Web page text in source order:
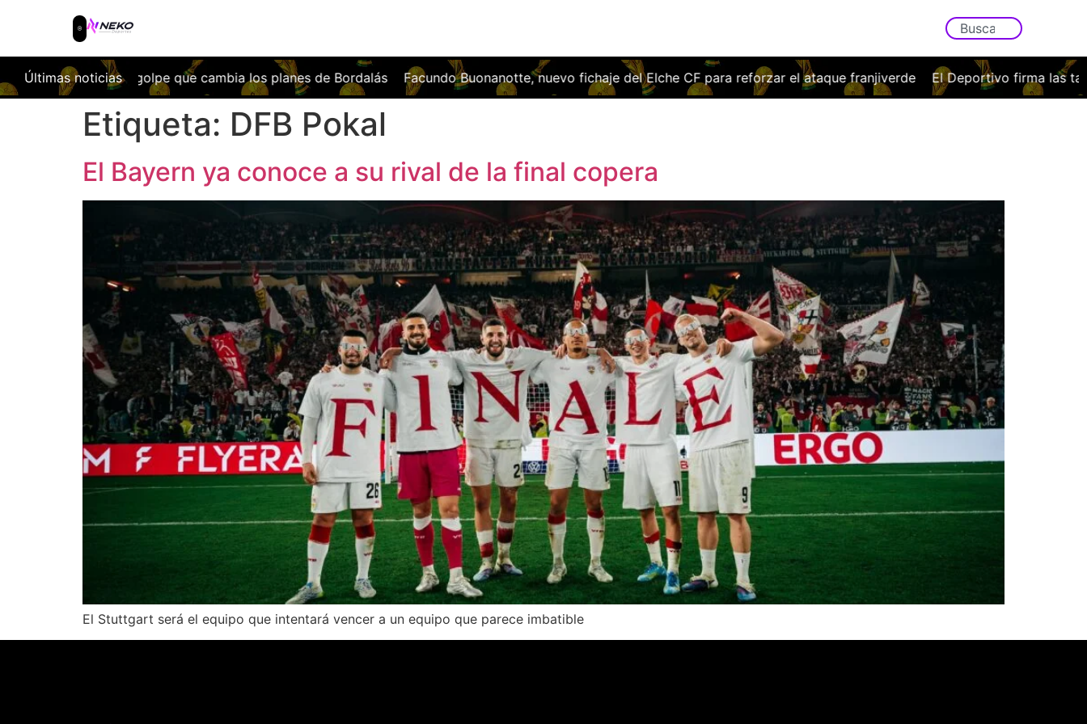
Últimas noticias
el golpe que cambia los planes de Bordalás Facundo Buonanotte, nuevo fichaje del Elche CF para reforzar el ataque franjiverde El Deportivo firma las tablas ante
Etiqueta: DFB Pokal
El Bayern ya conoce a su rival de la final copera
El Stuttgart será el equipo que intentará vencer a un equipo que parece imbatible